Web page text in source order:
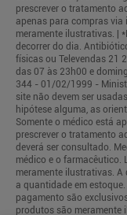
prescrever o tratamento
apenas para compras
meramente ilustrativas. |
decorrer do dia.
físicas ou Televendas 21
das 07 às 23h00 e
344 - 01/02/1999 -
site não devem ser
hipótese alguma, as
Somente o médico está
prescrever o tratamento
deverá ser consultado.
médico e o farmacêutico.
meramente ilustrativas.
a quantidade em
pagamento são
produtos são meramente